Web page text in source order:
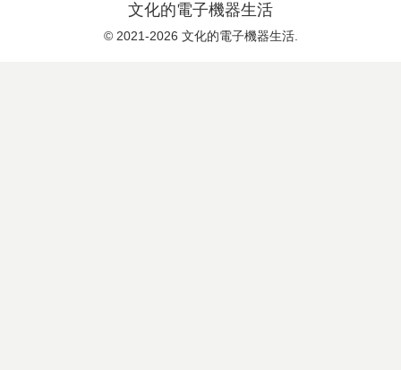
文化的電子機器生活
© 2021-2026 文化的電子機器生活.